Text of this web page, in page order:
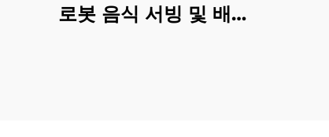
로봇 음식 서빙 및 배송